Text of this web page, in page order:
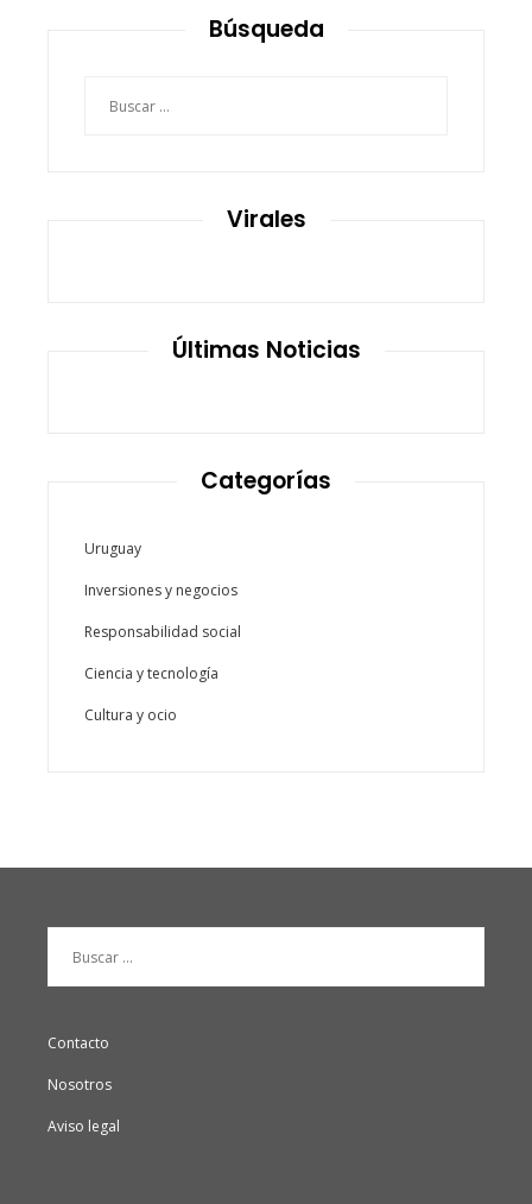
Búsqueda
Virales
Últimas Noticias
Categorías
Uruguay
Inversiones y negocios
Responsabilidad social
Ciencia y tecnología
Cultura y ocio
Contacto
Nosotros
Aviso legal